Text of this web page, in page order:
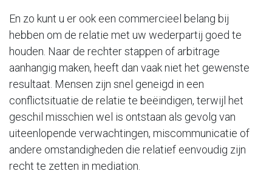
En zo kunt u er ook een commercieel belang bij
hebben om de relatie met uw wederpartij goed te
houden. Naar de rechter stappen of arbitrage
aanhangig maken, heeft dan vaak niet het gewenste
resultaat. Mensen zijn snel geneigd in een
conflictsituatie de relatie te beëindigen, terwijl het
geschil misschien wel is ontstaan als gevolg van
uiteenlopende verwachtingen, miscommunicatie of
andere omstandigheden die relatief eenvoudig zijn
recht te zetten in mediation.